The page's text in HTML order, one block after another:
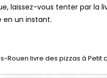
laissez-vous tenter par la
un instant.